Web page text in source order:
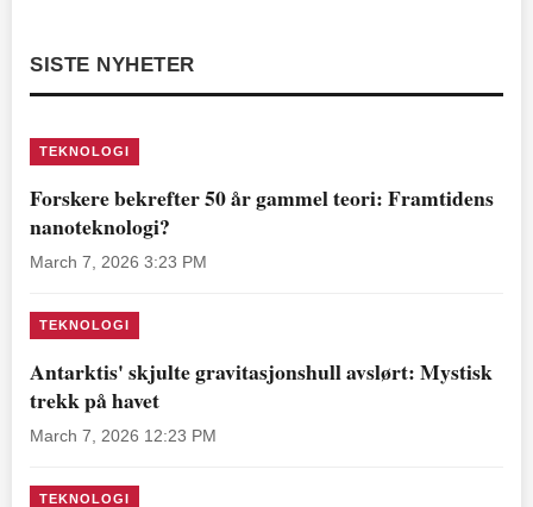
SISTE NYHETER
TEKNOLOGI
Forskere bekrefter 50 år gammel teori: Framtidens
nanoteknologi?
March 7, 2026 3:23 PM
TEKNOLOGI
Antarktis' skjulte gravitasjonshull avslørt: Mystisk
trekk på havet
March 7, 2026 12:23 PM
TEKNOLOGI